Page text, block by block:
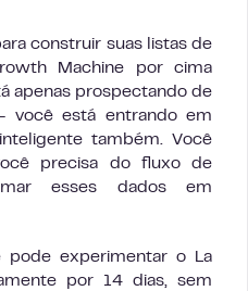
construir suas listas de
Machine por cima
apenas prospectando de
você está entrando em
também. Você
precisa do fluxo de
esses dados em
pode experimentar o La
por 14 dias, sem